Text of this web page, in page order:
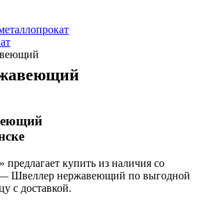
купить из наличия со
— Швеллер нержавеющий по выгодной
с доставкой.